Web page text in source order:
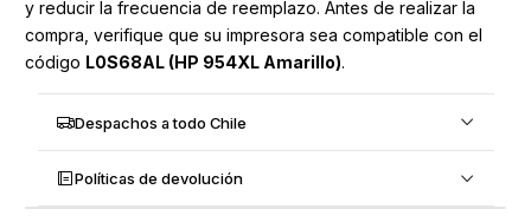
y reducir la frecuencia de reemplazo. Antes de realizar la
compra, verifique que su impresora sea compatible con el
código L0S68AL (HP 954XL Amarillo).
Despachos a todo Chile
Políticas de devolución